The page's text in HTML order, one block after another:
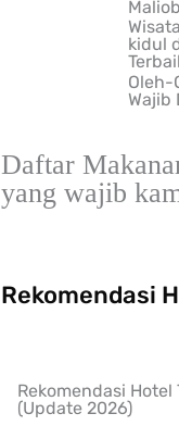
kidul
Oleh-
Wajib
Daftar
yang wajib
Rekomendasi
Rekomendasi Hotel
(Update 2026)